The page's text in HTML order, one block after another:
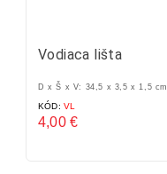
Vodiaca lišta
D x Š x V: 34,5 x 3,5 x 1,5 cm
KÓD: VL
4,00 €